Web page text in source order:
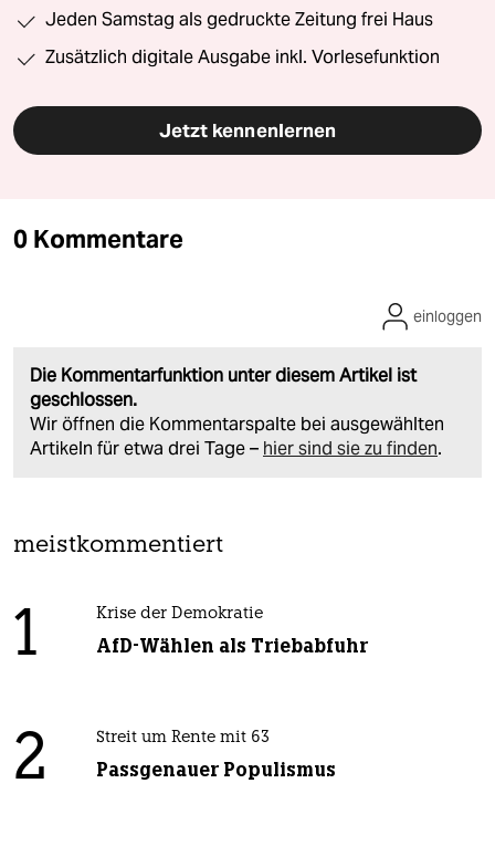
Jeden Samstag als gedruckte Zeitung frei Haus
Zusätzlich digitale Ausgabe inkl. Vorlesefunktion
Jetzt kennenlernen
0 Kommentare
Die Kommentarfunktion unter diesem Artikel ist
geschlossen.
Wir öffnen die Kommentarspalte bei ausgewählten
Artikeln für etwa drei Tage – hier sind sie zu finden.
einloggen
meistkommentiert
1 Krise der Demokratie
AfD-Wählen als Triebabfuhr
2 Streit um Rente mit 63
Passgenauer Populismus